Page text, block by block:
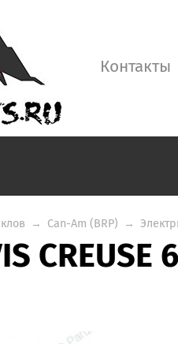
Контакты
→ Can-Am (BRP) →
CREUSE